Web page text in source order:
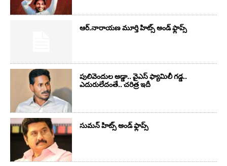
ఆర్‌.నారాయ‌ణ మూర్తి హిట్స్ అండ్ ఫ్లాప్స్‌
పులివెందుల అడ్డా.. వైఎస్ ఫ్యామిలీ గడ్డ..
ఎదురులేదంతే.. చరిత్ర ఇదీ
సుమ‌న్ హిట్స్ అండ్ ఫ్లాప్స్‌